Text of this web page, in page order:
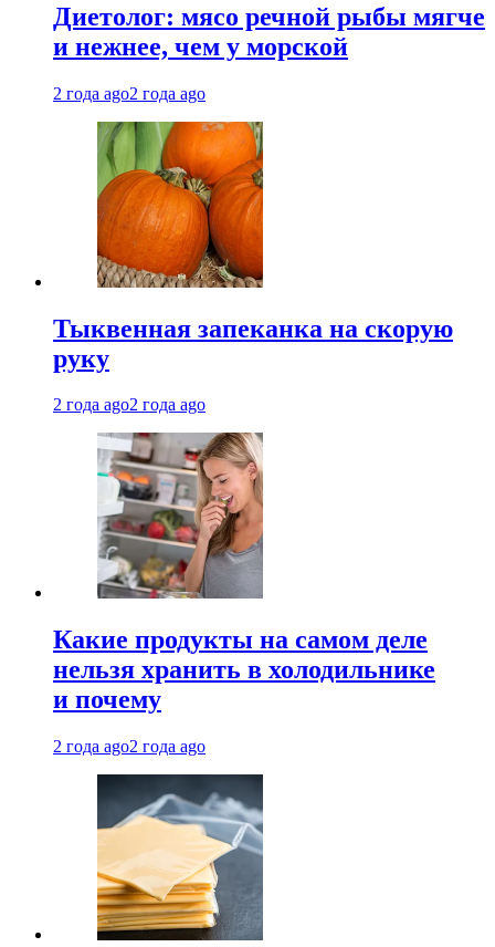
Диетолог: мясо речной рыбы мягче
и нежнее, чем у морской
2 года ago2 года ago
Тыквенная запеканка на скорую
руку
2 года ago2 года ago
Какие продукты на самом деле
нельзя хранить в холодильнике
и почему
2 года ago2 года ago